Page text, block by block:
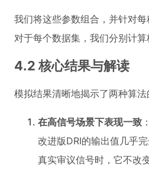
我们将这些参数组合，并针对
对于每个数据集，我们分别计算
4.2 核心结果与解读
模拟结果清晰地揭示了两种算法
在高信号场景下表现一致
改进版DRI的输出值几乎
真实审议信号时，它不改